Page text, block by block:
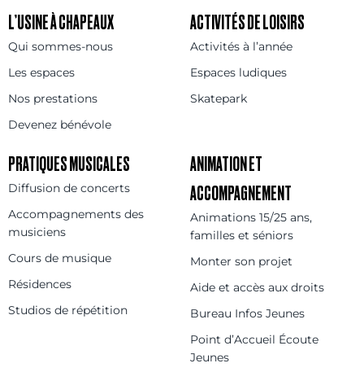
L’USINE À CHAPEAUX
Qui sommes-nous
Les espaces
Nos prestations
Devenez bénévole
ACTIVITÉS DE LOISIRS
Activités à l’année
Espaces ludiques
Skatepark
PRATIQUES MUSICALES
Diffusion de concerts
Accompagnements des
musiciens
Cours de musique
Résidences
Studios de répétition
ANIMATION ET
ACCOMPAGNEMENT
Animations 15/25 ans,
familles et séniors
Monter son projet
Aide et accès aux droits
Bureau Infos Jeunes
Point d’Accueil Écoute
Jeunes